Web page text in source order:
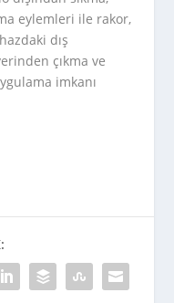
eylemleri ile rakor,
dış
çıkma ve
imkanı